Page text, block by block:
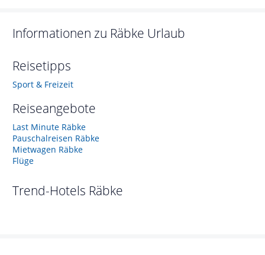
Informationen zu Räbke Urlaub
Reisetipps
Sport & Freizeit
Reiseangebote
Last Minute Räbke
Pauschalreisen Räbke
Mietwagen Räbke
Flüge
Trend-Hotels Räbke